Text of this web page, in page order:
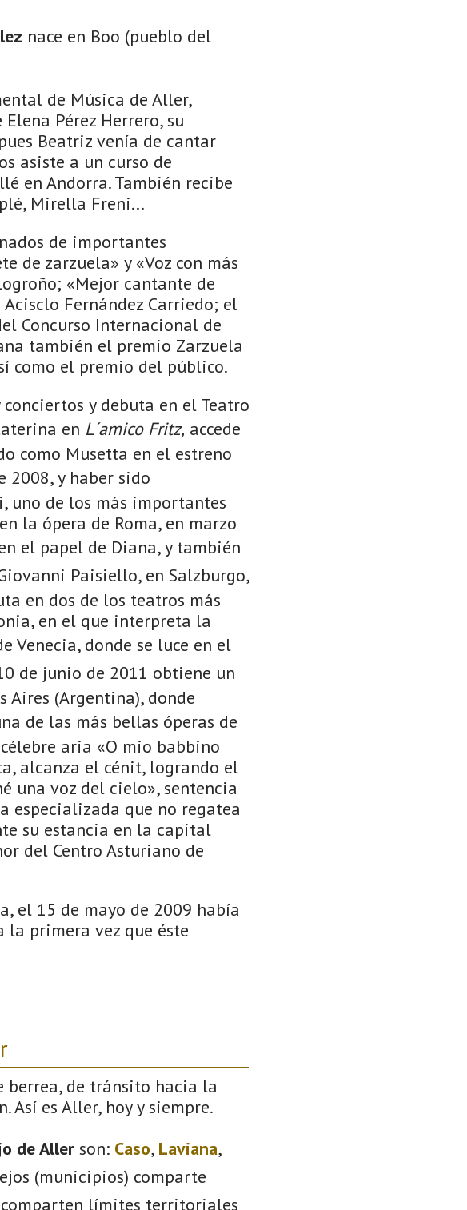
nace en Boo (pueblo del
de Música de Aller,
Pérez Herrero, su
Beatriz venía de cantar
asiste a un curso de
en Andorra. También recibe
Mirella Freni...
de importantes
de zarzuela» y «Voz con más
«Mejor cantante de
Fernández Carriedo; el
Concurso Internacional de
también el premio Zarzuela
como el premio del público.
y debuta en el Teatro
en L´amico Fritz, accede
como Musetta en el estreno
2008, y haber sido
uno de los más importantes
la ópera de Roma, en marzo
el papel de Diana, y también
Paisiello, en Salzburgo,
en dos de los teatros más
en el que interpreta la
Venecia, donde se luce en el
de junio de 2011 obtiene un
Aires (Argentina), donde
de las más bellas óperas de
aria «O mio babbino
alcanza el cénit, logrando el
una voz del cielo», sentencia
especializada que no regatea
su estancia en la capital
del Centro Asturiano de
el 15 de mayo de 2009 había
la primera vez que éste
berrea, de tránsito hacia la
Así es Aller, hoy y siempre.
de Aller son: Caso, Laviana,
(municipios) comparte
límites territoriales